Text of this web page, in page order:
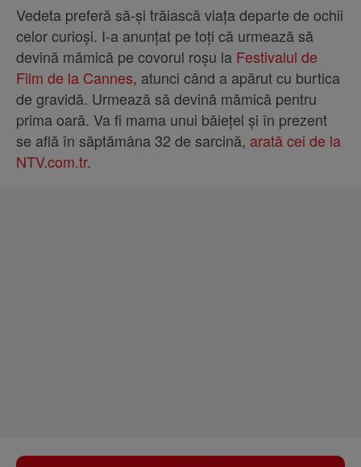
Vedeta preferă să-și trăiască viața departe de ochii
celor curioși. I-a anunțat pe toți că urmează să
devină mămică pe covorul roșu la Festivalul de
Film de la Cannes, atunci când a apărut cu burtica
de gravidă. Urmează să devină mămică pentru
prima oară. Va fi mama unui băiețel și în prezent
se află în săptămâna 32 de sarcină, arată cei de la
NTV.com.tr.